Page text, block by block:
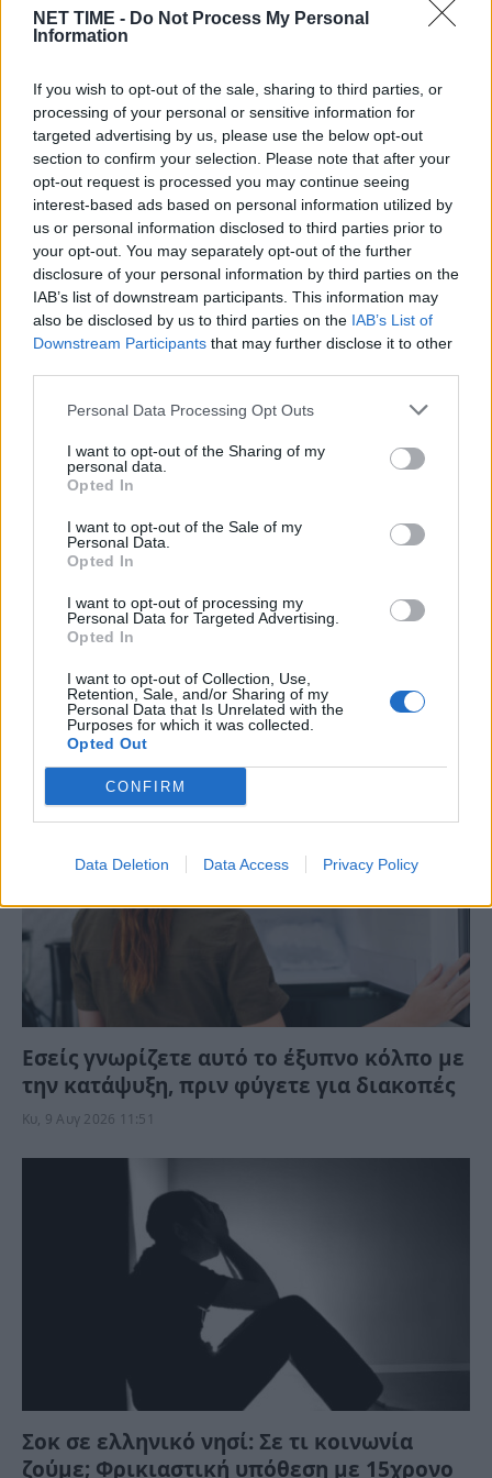
NET TIME - Do Not Process My Personal
Information
If you wish to opt-out of the sale, sharing to third parties, or
processing of your personal or sensitive information for
targeted advertising by us, please use the below opt-out
section to confirm your selection. Please note that after your
opt-out request is processed you may continue seeing
interest-based ads based on personal information utilized by
us or personal information disclosed to third parties prior to
your opt-out. You may separately opt-out of the further
disclosure of your personal information by third parties on the
IAB’s list of downstream participants. This information may
also be disclosed by us to third parties on the IAB’s List of
Downstream Participants that may further disclose it to other
Personal Data Processing Opt Outs
I want to opt-out of the Sharing of my
personal data.
Opted In
I want to opt-out of the Sale of my
Personal Data.
Opted In
I want to opt-out of processing my
Personal Data for Targeted Advertising.
Opted In
I want to opt-out of Collection, Use,
Retention, Sale, and/or Sharing of my
Personal Data that Is Unrelated with the
Purposes for which it was collected.
Opted Out
CONFIRM
Data Deletion Data Access Privacy Policy
10 – 16 Αυγούστου: Σε αυτά τα 3 ζώδια το
Σύμπαν φέρνει τύχη – Κλείνουν παλιά
τεφτέρια και τους αντιμετωπίζουν
ανατροπές
Κυ, 9 Αυγ 2026 13:11
Έκτακτο – Λουτράκι: Πήγε να πετάξει τα
σκουπίδια και τον περίμενε μία τραγική
στιγμή
Κυ, 9 Αυγ 2026 12:34
Εσείς γνωρίζετε αυτό το έξυπνο κόλπο με
την κατάψυξη, πριν φύγετε για διακοπές
Κυ, 9 Αυγ 2026 11:51
Σοκ σε ελληνικό νησί: Σε τι κοινωνία
ζούμε; Φρικιαστική υπόθεση με 15χρονο